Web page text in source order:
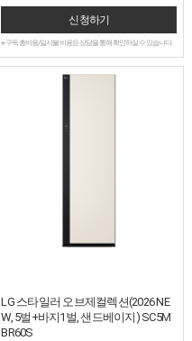
신청하기
※ 구독 총비용/일시불 비용은 상담을 통해 확인하실 수 있습니다.
LG 스타일러 오브제컬렉션(2026 NE
W, 5벌+바지1벌, 샌드베이지) SC5M
BR60S